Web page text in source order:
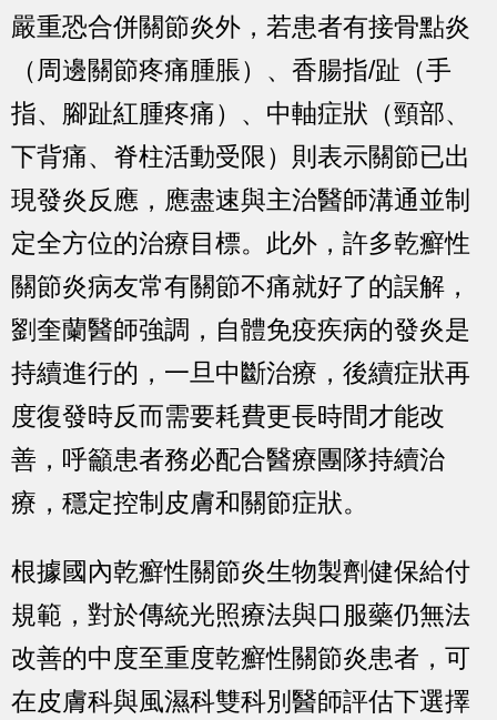
嚴重恐合併關節炎外，若患者有接骨點炎
（周邊關節疼痛腫脹）、香腸指/趾（手
指、腳趾紅腫疼痛）、中軸症狀（頸部、
下背痛、脊柱活動受限）則表示關節已出
現發炎反應，應盡速與主治醫師溝通並制
定全方位的治療目標。此外，許多乾癬性
關節炎病友常有關節不痛就好了的誤解，
劉奎蘭醫師強調，自體免疫疾病的發炎是
持續進行的，一旦中斷治療，後續症狀再
度復發時反而需要耗費更長時間才能改
善，呼籲患者務必配合醫療團隊持續治
療，穩定控制皮膚和關節症狀。
根據國內乾癬性關節炎生物製劑健保給付
規範，對於傳統光照療法與口服藥仍無法
改善的中度至重度乾癬性關節炎患者，可
在皮膚科與風濕科雙科別醫師評估下選擇